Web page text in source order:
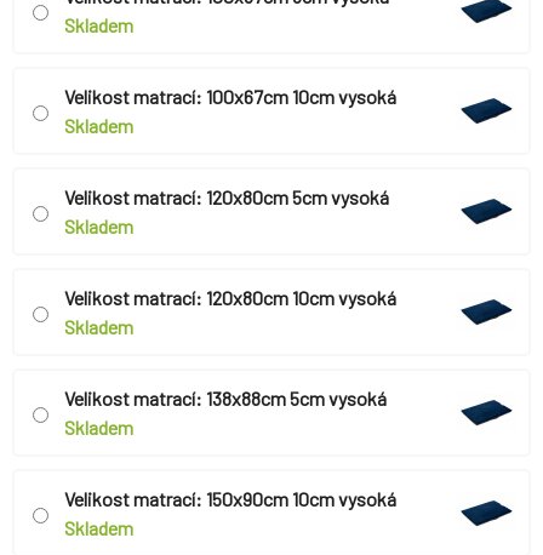
Skladem
Velikost matrací: 100x67cm 10cm vysoká
Skladem
Velikost matrací: 120x80cm 5cm vysoká
Skladem
Velikost matrací: 120x80cm 10cm vysoká
Skladem
Velikost matrací: 138x88cm 5cm vysoká
Skladem
Velikost matrací: 150x90cm 10cm vysoká
Skladem